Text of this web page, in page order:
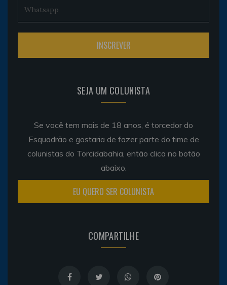
SEJA UM COLUNISTA
Se você tem mais de 18 anos, é torcedor do
Esquadrão e gostaria de fazer parte do time de
colunistas do Torcidabahia, então clica no botão
abaixo.
EU QUERO SER COLUNISTA
COMPARTILHE